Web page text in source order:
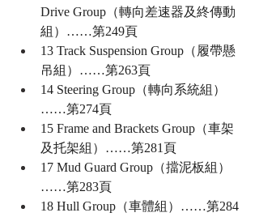
Drive Group（轉向差速器及終傳動
組）……第249頁
13 Track Suspension Group（履帶懸
吊組）……第263頁
14 Steering Group（轉向系統組）
……第274頁
15 Frame and Brackets Group（車架
及托架組）……第281頁
17 Mud Guard Group（擋泥板組）
……第283頁
18 Hull Group（車體組）……第284